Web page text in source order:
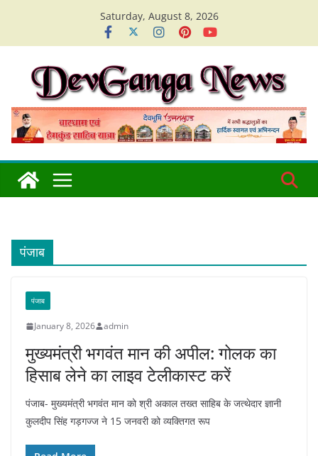
content
Saturday, August 8, 2026
पंजाब
पंजाब
January 8, 2026 admin
मुख्यमंत्री भगवंत मान की अपील: गोलक का
हिसाब लेने का लाइव टेलीकास्ट करें
पंजाब- मुख्यमंत्री भगवंत मान को श्री अकाल तख्त साहिब के जत्थेदार ज्ञानी
कुलदीप सिंह गड़गज्ज ने 15 जनवरी को व्यक्तिगत रूप